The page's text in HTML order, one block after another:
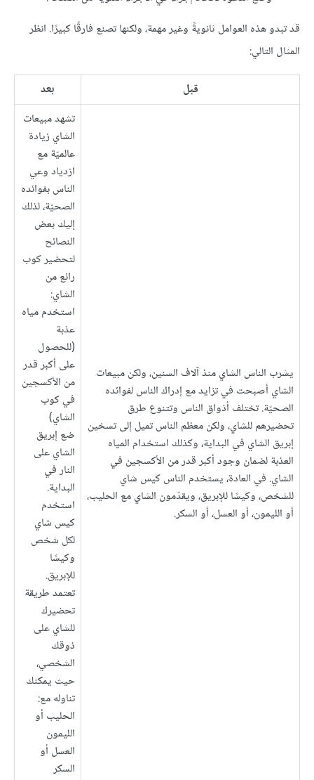
قد تبدو هذه العوامل ثانويةً وغير مهمة، ولكنها تصنع فارقًا كبيرًا. انظر
المثال التالي:
قبل
بعد
يشرب الناس الشاي منذ آلاف السنين، ولكن مبيعات
الشاي أصبحت في تزايد مع إدراك الناس لفوائده
الصحيّة. تختلف أذواق الناس وتتنوع طرق
تحضيرهم للشاي، ولكن معظم الناس تميل إلى تسخين
إبريق الشاي في البداية، وكذلك استخدام المياه
العذبة لضمان وجود أكبر قدر من الأكسجين في
الشاي. في العادة، يستخدم الناس كيس شاي
للشخص، وكيسًا للإبريق، ويقدّمون الشاي مع الحليب،
أو الليمون، أو العسل، أو السكر.
تشهد مبيعات
الشاي زيادة
عالميّة مع
ازدياد وعي
الناس بفوائده
الصحيّة، لذلك
إليك بعض
النصائح
لتحضير كوب
رائع من
الشاي:
استخدم مياه
عذبة
(للحصول
على أكبر قدر
من الأكسجين
في كوب
الشاي)
ضع إبريق
الشاي على
النار في
البداية.
استخدم
كيس شاي
لكل شخص
وكيسًا
للإبريق.
تعتمد طريقة
تحضيرك
للشاي على
ذوقك
الشخصي،
حيث يمكنك
تناوله مع:
الحليب أو
الليمون
العسل أو
السكر